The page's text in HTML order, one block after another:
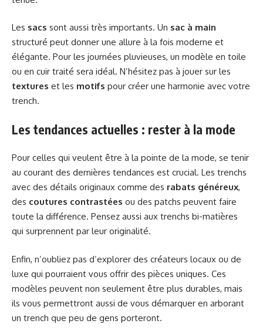
Les sacs sont aussi très importants. Un sac à main
structuré peut donner une allure à la fois moderne et
élégante. Pour les journées pluvieuses, un modèle en toile
ou en cuir traité sera idéal. N’hésitez pas à jouer sur les
textures et les motifs pour créer une harmonie avec votre
trench.
Les tendances actuelles : rester à la mode
Pour celles qui veulent être à la pointe de la mode, se tenir
au courant des dernières tendances est crucial. Les trenchs
avec des détails originaux comme des rabats généreux,
des coutures contrastées ou des patchs peuvent faire
toute la différence. Pensez aussi aux trenchs bi-matières
qui surprennent par leur originalité.
Enfin, n’oubliez pas d’explorer des créateurs locaux ou de
luxe qui pourraient vous offrir des pièces uniques. Ces
modèles peuvent non seulement être plus durables, mais
ils vous permettront aussi de vous démarquer en arborant
un trench que peu de gens porteront.